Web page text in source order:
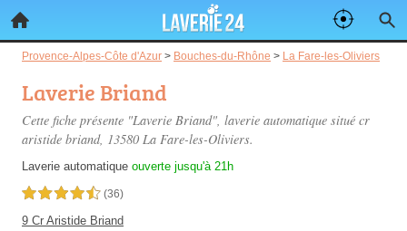
Provence-Alpes-Côte d'Azur > Bouches-du-Rhône > La Fare-les-Oliviers
Laverie Briand
Cette fiche présente "Laverie Briand", laverie automatique situé cr
aristide briand, 13580 La Fare-les-Oliviers.
Laverie automatique ouverte jusqu'à 21h
4,5 étoiles sur 5 (36)
9 Cr Aristide Briand